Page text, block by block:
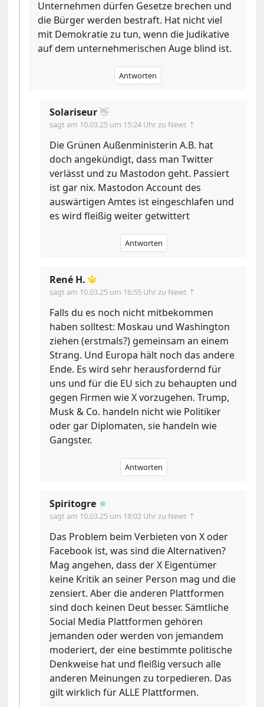
Unternehmen dürfen Gesetze brechen und
die Bürger werden bestraft. Hat nicht viel
mit Demokratie zu tun, wenn die Judikative
auf dem unternehmerischen Auge blind ist.
Antworten
Solariseur👋
sagt am 10.03.25 um 15:24 Uhrzu Newt ⇡
Die Grünen Außenministerin A.B. hat
doch angekündigt, dass man Twitter
verlässt und zu Mastodon geht. Passiert
ist gar nix. Mastodon Account des
auswärtigen Amtes ist eingeschlafen und
es wird fleißig weiter getwittert
Antworten
René H. 🔱
sagt am 10.03.25 um 16:55 Uhrzu Newt ⇡
Falls du es noch nicht mitbekommen
haben solltest: Moskau und Washington
ziehen (erstmals?) gemeinsam an einem
Strang. Und Europa hält noch das andere
Ende. Es wird sehr herausfordernd für
uns und für die EU sich zu behaupten und
gegen Firmen wie X vorzugehen. Trump,
Musk & Co. handeln nicht wie Politiker
oder gar Diplomaten, sie handeln wie
Gangster.
Antworten
Spiritogre 🔅
sagt am 10.03.25 um 18:02 Uhrzu Newt ⇡
Das Problem beim Verbieten von X oder
Facebook ist, was sind die Alternativen?
Mag angehen, dass der X Eigentümer
keine Kritik an seiner Person mag und die
zensiert. Aber die anderen Plattformen
sind doch keinen Deut besser. Sämtliche
Social Media Plattformen gehören
jemanden oder werden von jemandem
moderiert, der eine bestimmte politische
Denkweise hat und fleißig versuch alle
anderen Meinungen zu torpedieren. Das
gilt wirklich für ALLE Plattformen.